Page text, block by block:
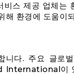
비스 제공 업체는
해 환경에 도움이
니다. 주요 글
이 있